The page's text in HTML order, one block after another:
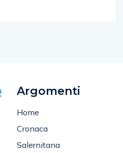
Argomenti
Home
Cronaca
Salernitana